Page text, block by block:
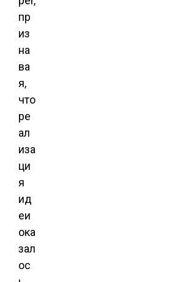
пр
из
на
ва
я,
что
ре
ал
иза
ци
я
ид
еи
ока
зал
ос